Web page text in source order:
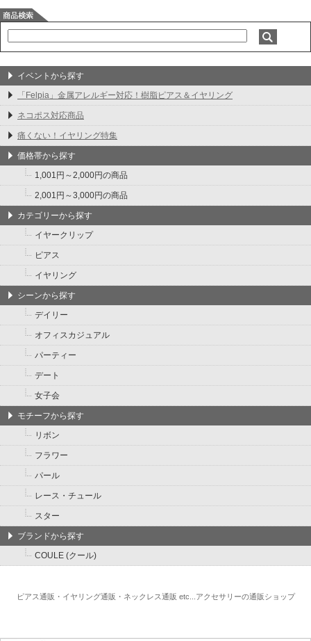
イベントから探す
「Felpia」金属アレルギー対応！樹脂ピアス＆イヤリング
ネコポス対応商品
痛くない！イヤリング特集
価格帯から探す
1,001円～2,000円の商品
2,001円～3,000円の商品
カテゴリーから探す
イヤークリップ
ピアス
イヤリング
シーンから探す
デイリー
オフィスカジュアル
パーティー
デート
女子会
モチーフから探す
リボン
フラワー
パール
レース・チュール
スター
ブランドから探す
COULE (クール)
ピアス通販・イヤリング通販・ネックレス通販 etc...アクセサリーの通販ショップ